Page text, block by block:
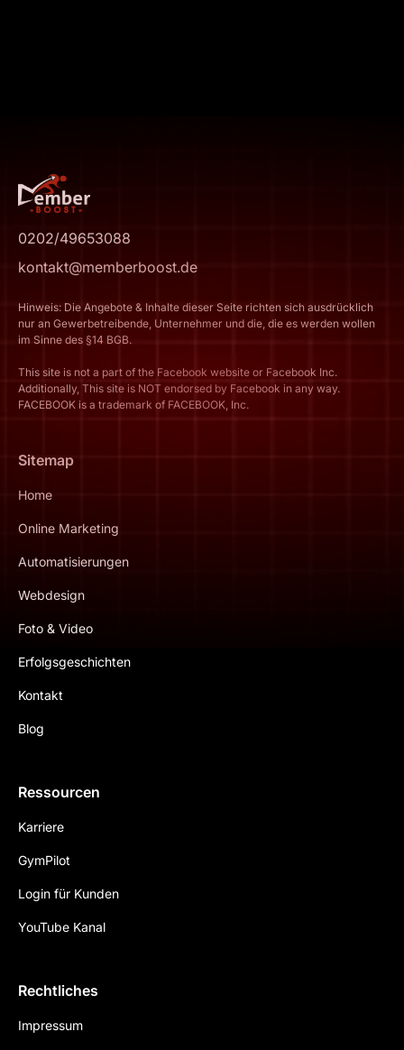
0202/49653088
kontakt@memberboost.de
Hinweis: Die Angebote & Inhalte dieser Seite richten sich ausdrücklich
nur an Gewerbetreibende, Unternehmer und die, die es werden wollen
im Sinne des §14 BGB.
This site is not a part of the Facebook website or Facebook Inc.
Additionally, This site is NOT endorsed by Facebook in any way.
FACEBOOK is a trademark of FACEBOOK, Inc.
Sitemap
Home
Online Marketing
Automatisierungen
Webdesign
Foto & Video
Erfolgsgeschichten
Kontakt
Blog
Ressourcen
Karriere
GymPilot
Login für Kunden
YouTube Kanal
Rechtliches
Impressum